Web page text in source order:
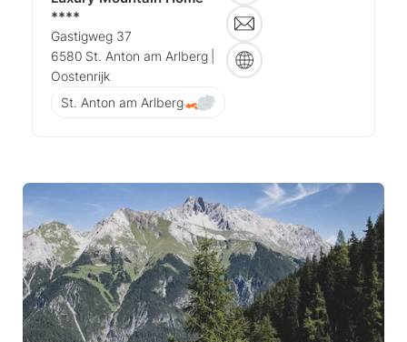
****
Gastigweg 37
6580 St. Anton am Arlberg
Oostenrijk
St. Anton am Arlberg